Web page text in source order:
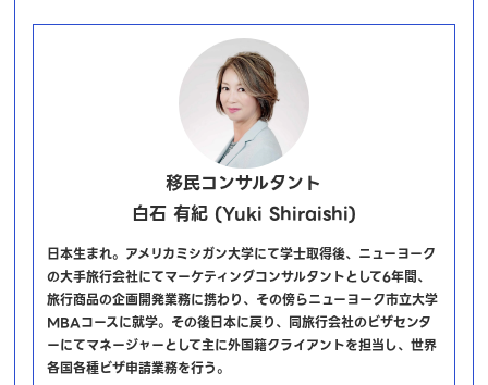
移民コンサルタント
白石 有紀 (Yuki Shiraishi)
日本生まれ。アメリカミシガン大学にて学士取得後、ニューヨーク
の大手旅行会社にてマーケティングコンサルタントとして6年間、
旅行商品の企画開発業務に携わり、その傍らニューヨーク市立大学
MBAコースに就学。その後日本に戻り、同旅行会社のビザセンタ
ーにてマネージャーとして主に外国籍クライアントを担当し、世界
各国各種ビザ申請業務を行う。